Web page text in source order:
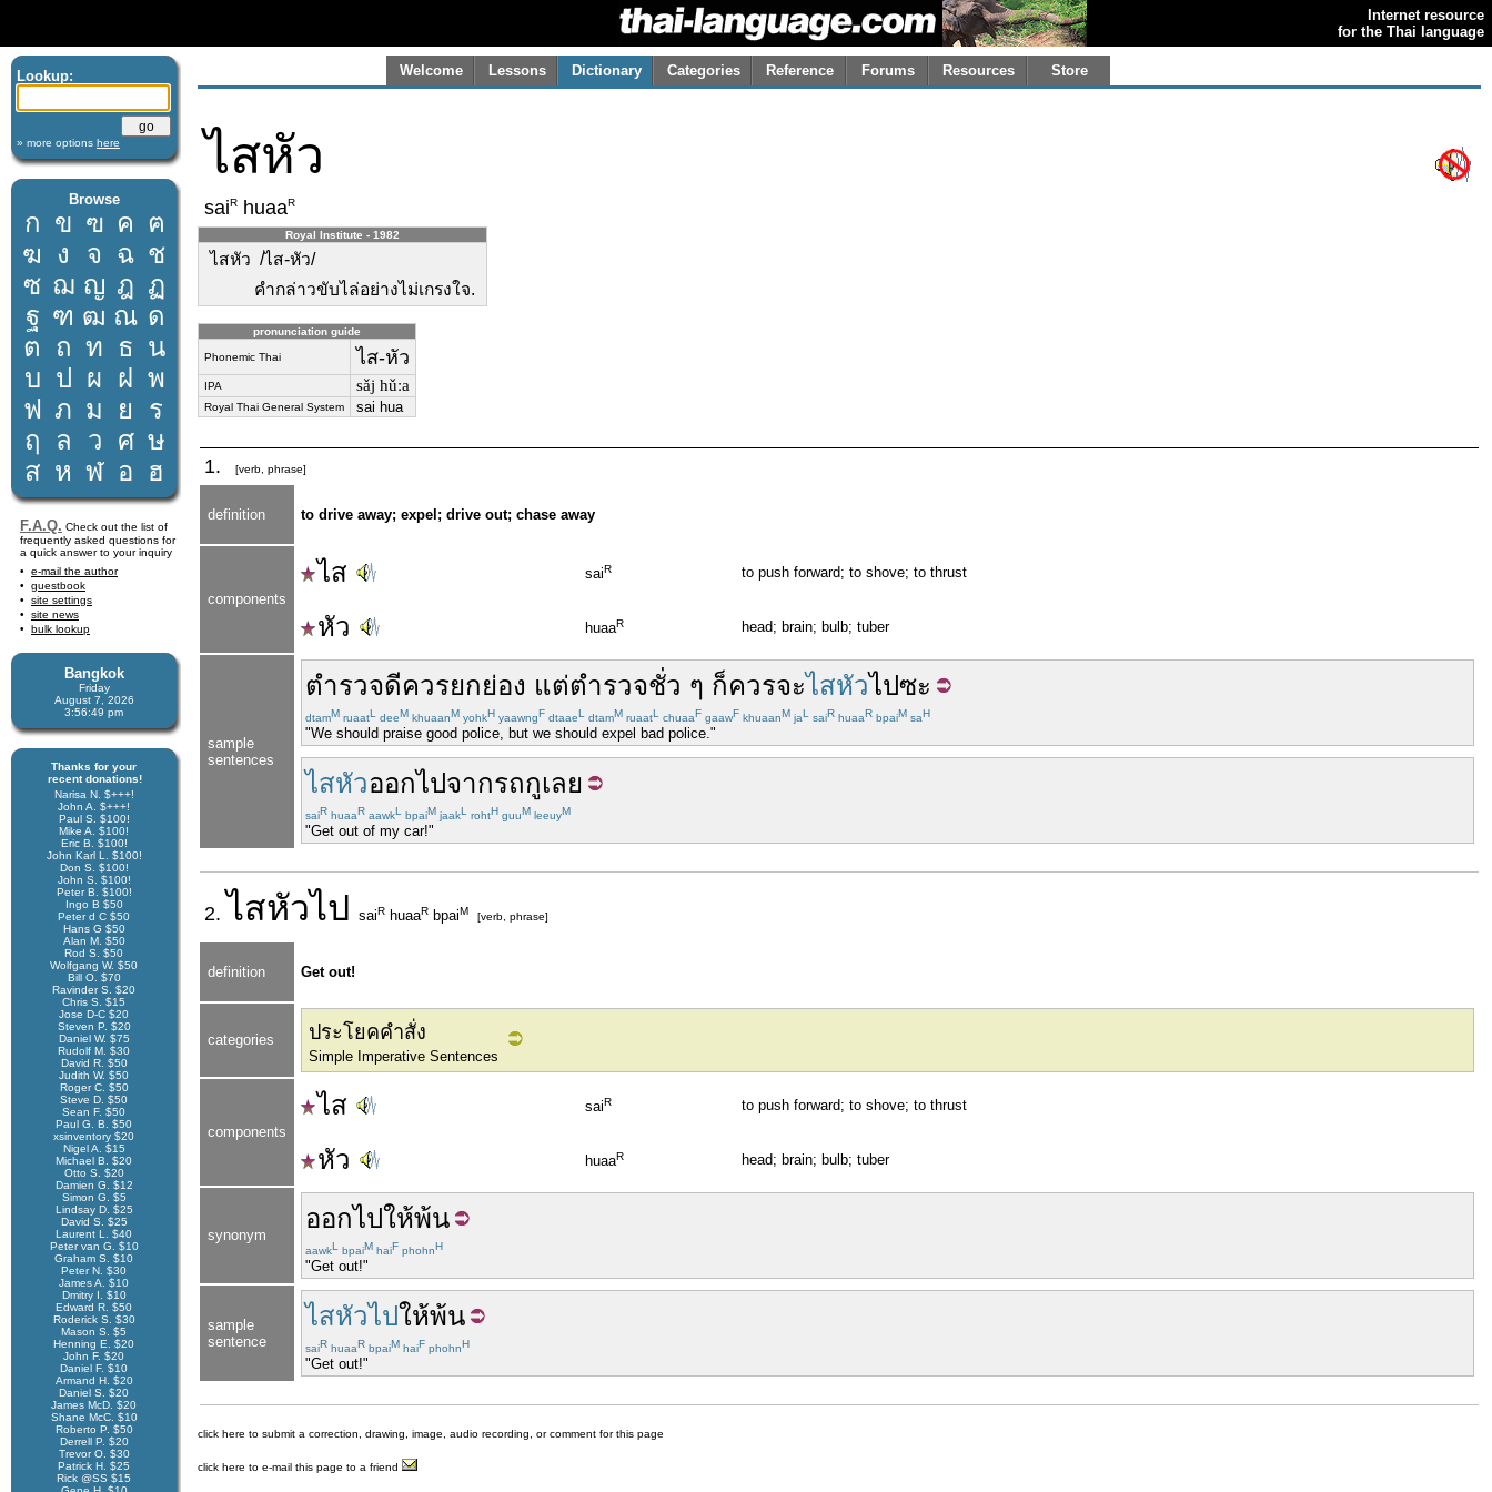
Internet resource
for the Thai language
Lookup:
» more options here
Browse
ก ข ฃ ค ฅ
ฆ ง จ ฉ ช
ซ ฌ ญ ฎ ฏ
ฐ ฑ ฒ ณ ด
ต ถ ท ธ น
บ ป ผ ฝ พ
ฟ ภ ม ย
ร
ฤ
ล ว ศ ษ
ส ห ฬ อ ฮ
F.A.Q. Check out the list of
frequently asked questions for
a quick answer to your inquiry
e-mail the author
guestbook
site settings
site news
bulk lookup
Bangkok
Friday
August 7, 2026
3:56:49 pm
Thanks for your
recent donations!
Narisa N. $+++!
John A. $+++!
Paul S. $100!
Mike A. $100!
Eric B. $100!
John Karl L. $100!
Don S. $100!
John S. $100!
Peter B. $100!
Ingo B $50
Peter d C $50
Hans G $50
Alan M. $50
Rod S. $50
Wolfgang W. $50
Bill O. $70
Ravinder S. $20
Chris S. $15
Jose D-C $20
Steven P. $20
Daniel W. $75
Rudolf M. $30
David R. $50
Judith W. $50
Roger C. $50
Steve D. $50
Sean F. $50
Paul G. B. $50
xsinventory $20
Nigel A. $15
Michael B. $20
Otto S. $20
Damien G. $12
Simon G. $5
Lindsay D. $25
David S. $25
Laurent L. $40
Peter van G. $10
Graham S. $10
Peter N. $30
James A. $10
Dmitry I. $10
Edward R. $50
Roderick S. $30
Mason S. $5
Henning E. $20
John F. $20
Daniel F. $10
Armand H. $20
Daniel S. $20
James McD. $20
Shane McC. $10
Roberto P. $50
Derrell P. $20
Trevor O. $30
Patrick H. $25
Rick @SS $15
Welcome Lessons Dictionary Categories Reference Forums Resources Store
ไสหัว
saiR huaaR
Royal Institute - 1982
ไสหัว /ไส-หัว/
คำกล่าวขับไล่อย่างไม่เกรงใจ.
pronunciation guide
Phonemic Thai ไส-หัว
IPA sǎj hǔːa
Royal Thai General System sai hua
1. [verb, phrase]
definition to drive away; expel; drive out; chase away
components
ไส saiR to push forward; to shove; to thrust
หัว huaaR head; brain; bulb; tuber
sample
sentences
ตำรวจดีควรยกย่อง แต่ตำรวจชั่ว ๆ ก็ควรจะไสหัวไปซะ
dtamM ruaatL deeM khuaanM yohkH yaawngF dtaaeL dtamM ruaatL chuaaF gaawF khuaanM jaL saiR huaaR bpaiM saH
"We should praise good police, but we should expel bad police."
ไสหัวออกไปจากรถกูเลย
saiR huaaR aawkL bpaiM jaakL rohtH guuM leeuyM
"Get out of my car!"
2. ไสหัวไป saiR huaaR bpaiM [verb, phrase]
definition Get out!
categories ประโยคคำสั่ง
Simple Imperative Sentences
components
ไส saiR to push forward; to shove; to thrust
หัว huaaR head; brain; bulb; tuber
synonym
ออกไปให้พ้น
aawkL bpaiM haiF phohnH
"Get out!"
sample
sentence
ไสหัวไปให้พ้น
saiR huaaR bpaiM haiF phohnH
"Get out!"
click here to submit a correction, drawing, image, audio recording, or comment for this page
click here to e-mail this page to a friend